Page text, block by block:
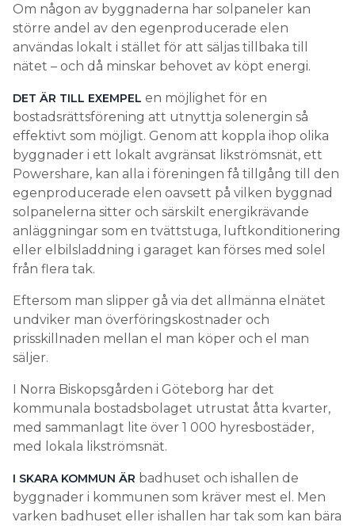
Om någon av byggnaderna har solpaneler kan
större andel av den egenproducerade elen
användas lokalt i stället för att säljas tillbaka till
nätet – och då minskar behovet av köpt energi.
DET ÄR TILL EXEMPEL en möjlighet för en
bostadsrättsförening att utnyttja solenergin så
effektivt som möjligt. Genom att koppla ihop olika
byggnader i ett lokalt avgränsat likströmsnät, ett
Powershare, kan alla i föreningen få tillgång till den
egenproducerade elen oavsett på vilken byggnad
solpanelerna sitter och särskilt energikrävande
anläggningar som en tvättstuga, luftkonditionering
eller elbilsladdning i garaget kan förses med solel
från flera tak.
Eftersom man slipper gå via det allmänna elnätet
undviker man överföringskostnader och
prisskillnaden mellan el man köper och el man
säljer.
I Norra Biskopsgården i Göteborg har det
kommunala bostadsbolaget utrustat åtta kvarter,
med sammanlagt lite över 1 000 hyresbostäder,
med lokala likströmsnät.
I SKARA KOMMUN ÄR badhuset och ishallen de
byggnader i kommunen som kräver mest el. Men
varken badhuset eller ishallen har tak som kan bära